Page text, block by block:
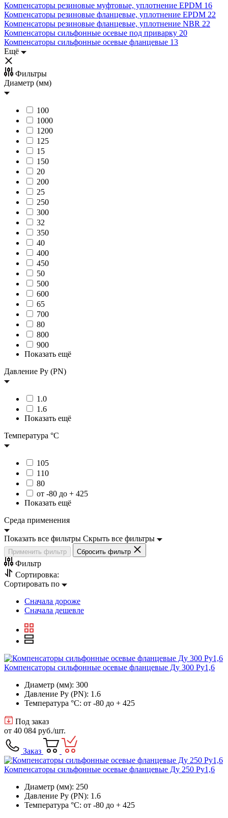
Компенсаторы резиновые муфтовые, уплотнение EPDM 16
Компенсаторы резиновые фланцевые, уплотнение EPDM 22
Компенсаторы резиновые фланцевые, уплотнение NBR 22
Компенсаторы сильфонные осевые под приварку 20
Компенсаторы сильфонные осевые фланцевые 13
Ещё
Фильтры
Диаметр (мм)
100
1000
1200
125
15
150
20
200
25
250
300
32
350
40
400
450
50
500
600
65
700
80
800
900
Показать ещё
Давление Ру (PN)
1.0
1.6
Показать ещё
Температура °C
105
110
80
от -80 до + 425
Показать ещё
Среда применения
Показать все фильтры Скрыть все фильтры
Сбросить фильтр
Фильтр
Сортировка:
Сортировать по
Сначала дороже
Сначала дешевле
Компенсаторы сильфонные осевые фланцевые Ду 300 Ру1,6
Диаметр (мм): 300
Давление Ру (PN): 1.6
Температура °C: от -80 до + 425
Под заказ
от 40 084 руб./шт.
Заказ
Компенсаторы сильфонные осевые фланцевые Ду 250 Ру1,6
Диаметр (мм): 250
Давление Ру (PN): 1.6
Температура °C: от -80 до + 425